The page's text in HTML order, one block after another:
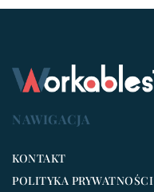
NAWIGACJA
KONTAKT
POLITYKA PRYWATNOŚCI